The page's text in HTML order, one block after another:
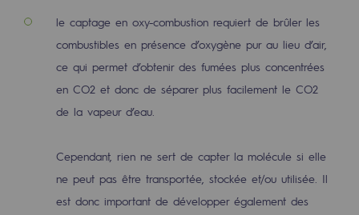
Acteur engagé
Ambition RSE
Responsabilité environnementale
Responsabilité environnementale
BE POSITIF, le programme de
Décarbonation : une priorité
le captage en oxy-combustion requiert de brûler les
combustibles en présence d’oxygène pur au lieu d’air,
ce qui permet d’obtenir des fumées plus concentrées
en CO2 et donc de séparer plus facilement le CO2
de la vapeur d’eau.
Cependant, rien ne sert de capter la molécule si elle
ne peut pas être transportée, stockée et/ou utilisée. Il
est donc important de développer également des